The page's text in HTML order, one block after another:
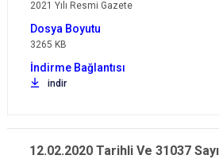
2021 Yılı Resmi Gazete
3265 KB
indir
12.02.2020 Tarihli Ve 31037